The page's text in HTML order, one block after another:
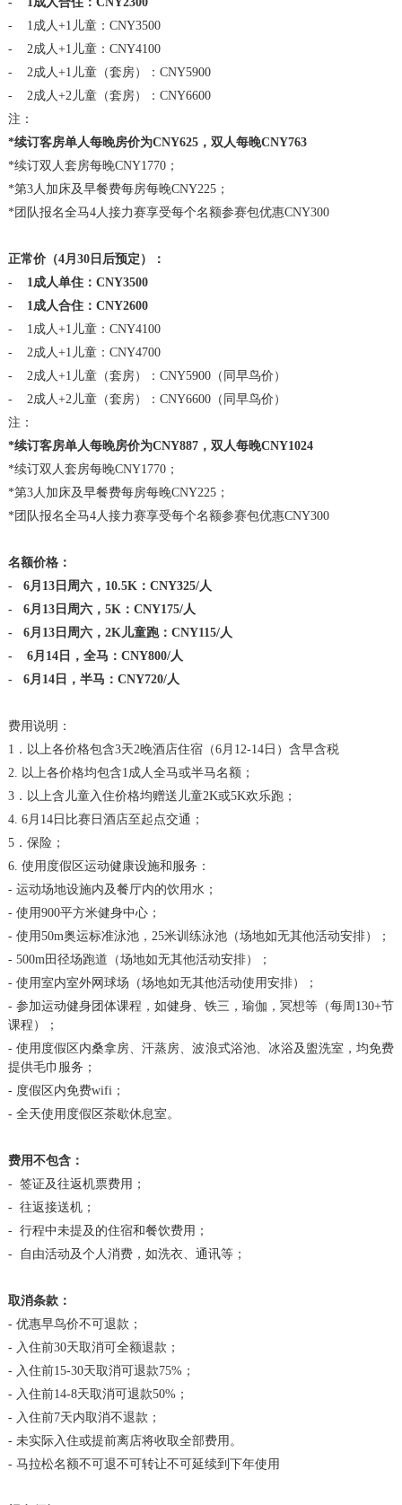
- 1成人+1儿童：CNY3500
- 2成人+1儿童：CNY4100
- 2成人+1儿童（套房）：CNY5900
- 2成人+2儿童（套房）：CNY6600
注：
*续订客房单人每晚房价为CNY625，双人每晚CNY763
*续订双人套房每晚CNY1770；
*第3人加床及早餐费每房每晚CNY225；
*团队报名全马4人接力赛享受每个名额参赛包优惠CNY300
正常价（4月30日后预定）：
- 1成人单住：CNY3500
- 1成人合住：CNY2600
- 1成人+1儿童：CNY4100
- 2成人+1儿童：CNY4700
- 2成人+1儿童（套房）：CNY5900（同早鸟价）
- 2成人+2儿童（套房）：CNY6600（同早鸟价）
注：
*续订客房单人每晚房价为CNY887，双人每晚CNY1024
*续订双人套房每晚CNY1770；
*第3人加床及早餐费每房每晚CNY225；
*团队报名全马4人接力赛享受每个名额参赛包优惠CNY300
名额价格：
- 6月13日周六，10.5K：CNY325/人
- 6月13日周六，5K：CNY175/人
- 6月13日周六，2K儿童跑：CNY115/人
- 6月14日，全马：CNY800/人
- 6月14日，半马：CNY720/人
费用说明：
1．以上各价格包含3天2晚酒店住宿（6月12-14日）含早含税
2. 以上各价格均包含1成人全马或半马名额；
3．以上含儿童入住价格均赠送儿童2K或5K欢乐跑；
4. 6月14日比赛日酒店至起点交通；
5．保险；
6. 使用度假区运动健康设施和服务：
- 运动场地设施内及餐厅内的饮用水；
- 使用900平方米健身中心；
- 使用50m奥运标准泳池，25米训练泳池（场地如无其他活动安排）；
- 500m田径场跑道（场地如无其他活动安排）；
- 使用室内室外网球场（场地如无其他活动使用安排）；
- 参加运动健身团体课程，如健身、铁三，瑜伽，冥想等（每周130+节
课程）；
- 使用度假区内桑拿房、汗蒸房、波浪式浴池、冰浴及盥洗室，均免费
提供毛巾服务；
- 度假区内免费wifi；
- 全天使用度假区茶歇休息室。
费用不包含：
- 签证及往返机票费用；
- 往返接送机；
- 行程中未提及的住宿和餐饮费用；
- 自由活动及个人消费，如洗衣、通讯等；
取消条款：
- 优惠早鸟价不可退款；
- 入住前30天取消可全额退款；
- 入住前15-30天取消可退款75%；
- 入住前14-8天取消可退款50%；
- 入住前7天内取消不退款；
- 未实际入住或提前离店将收取全部费用。
- 马拉松名额不可退不可转让不可延续到下年使用